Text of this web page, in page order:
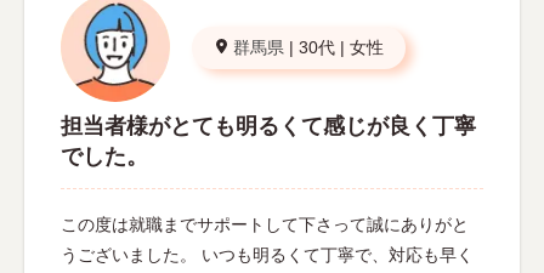
群馬県 | 30代 | 女性
担当者様がとても明るくて感じが良く丁寧
でした。
この度は就職までサポートして下さって誠にありがと
うございました。 いつも明るくて丁寧で、対応も早く